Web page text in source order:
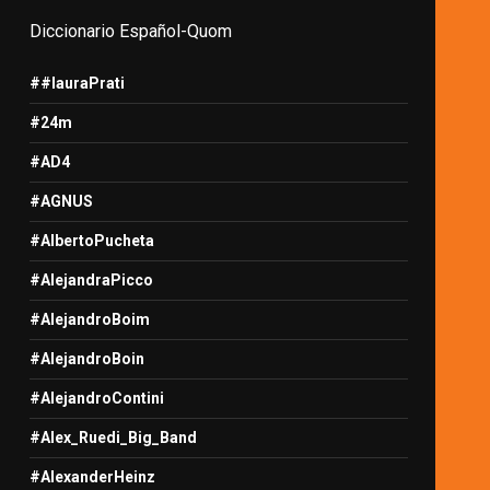
Diccionario Español-Quom
##lauraPrati
#24m
#AD4
#AGNUS
#AlbertoPucheta
#AlejandraPicco
#AlejandroBoim
#AlejandroBoin
#AlejandroContini
#Alex_Ruedi_Big_Band
#AlexanderHeinz